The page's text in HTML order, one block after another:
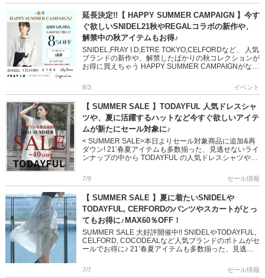
延長決定!!【 HAPPY SUMMER CAMPAIGN 】今す
ぐ欲しいSNIDEL21秋やREGALコラボの新作や、
解禁中の秋アイテムもお得♪
SNIDEL,FRAY I.D,ETRE TOKYO,CELFORDなど、 人気
ブランドの新作や、解禁したばかりの秋コレクションが
お得に買えちゃう HAPPY SUMMER CAMPAIGNがなん
8/3 イベント
【 SUMMER SALE 】TODAYFUL 人気ドレスシャ
ツや、夏に活躍するハットなど今すぐ欲しいアイテ
ムが新たにセール対象に♪
< SUMMER SALE>本日よりセール対象商品に追加&再
ダウン! 21’春夏アイテムも多数揃った、見逃せないライ
ンナップの中から TODAYFUL の人気ドレスシャツやブ
7/9 セール情報
【 SUMMER SALE 】夏に着たいSNIDELや
TODAYFUL, CERFORDのパンツやスカートがとっ
てもお得に♪MAX60％OFF！
SUMMER SALE 大好評開催中!! SNIDELやTODAYFUL,
CELFORD, COCODEALなど人気ブランドのボトムがセ
ールでお得に♪ 21’春夏アイテムも多数揃った、見逃せ
7/7 セール情報